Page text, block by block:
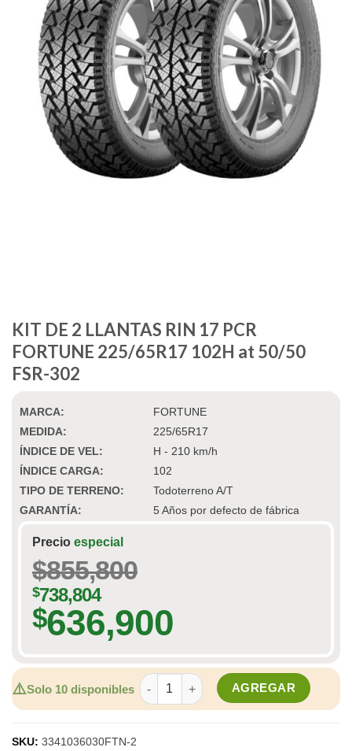
KIT DE 2 LLANTAS RIN 17 PCR
FORTUNE 225/65R17 102H at 50/50
FSR-302
MARCA:
FORTUNE
MEDIDA:
225/65R17
ÍNDICE DE VEL:
H - 210 km/h
ÍNDICE CARGA:
102
TIPO DE TERRENO:
Todoterreno A/T
GARANTÍA:
5 Años por defecto de fábrica
Precio especial
$855,800
$738,804
$636,900
⚠️Solo 10 disponibles
KIT DE 2 LLANTAS RIN 17 PCR
AGREGAR
SKU: 3341036030FTN-2